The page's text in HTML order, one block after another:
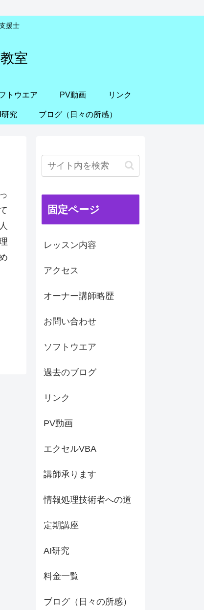
援士
室
トウエア PV動画 リンク
究 ブログ（日々の所感）
固定ページ
レッスン内容
アクセス
オーナー講師略歴
お問い合わせ
ソフトウエア
過去のブログ
リンク
PV動画
エクセルVBA
講師承ります
情報処理技術者への道
定期講座
AI研究
料金一覧
ブログ（日々の所感）